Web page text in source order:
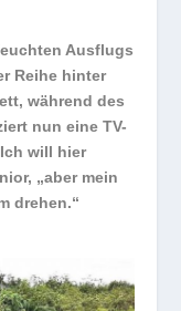
Ausflugs
Reihe hinter
während des
nun eine TV-
will hier
„aber mein
drehen.“